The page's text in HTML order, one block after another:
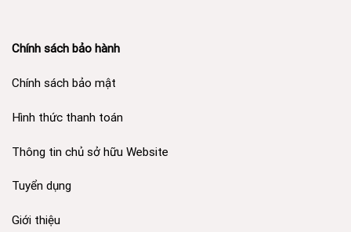
Chính sách bảo hành
Chính sách bảo mật
Hình thức thanh toán
Thông tin chủ sở hữu Website
Tuyển dụng
Giới thiệu